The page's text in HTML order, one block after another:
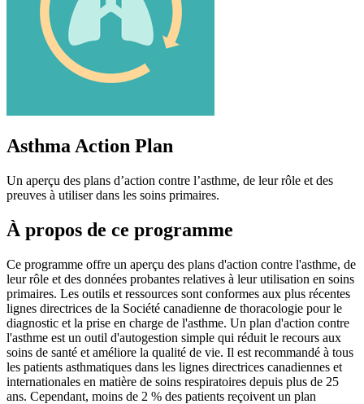
Asthma Action Plan
Un aperçu des plans d’action contre l’asthme, de leur rôle et des
preuves à utiliser dans les soins primaires.
À propos de ce programme
Ce programme offre un aperçu des plans d'action contre l'asthme, de
leur rôle et des données probantes relatives à leur utilisation en soins
primaires. Les outils et ressources sont conformes aux plus récentes
lignes directrices de la Société canadienne de thoracologie pour le
diagnostic et la prise en charge de l'asthme. Un plan d'action contre
l'asthme est un outil d'autogestion simple qui réduit le recours aux
soins de santé et améliore la qualité de vie. Il est recommandé à tous
les patients asthmatiques dans les lignes directrices canadiennes et
internationales en matière de soins respiratoires depuis plus de 25
ans. Cependant, moins de 2 % des patients reçoivent un plan